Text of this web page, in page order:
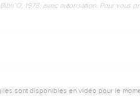
1978, avec autorisation. Pour
sont disponibles en vidéo pour le